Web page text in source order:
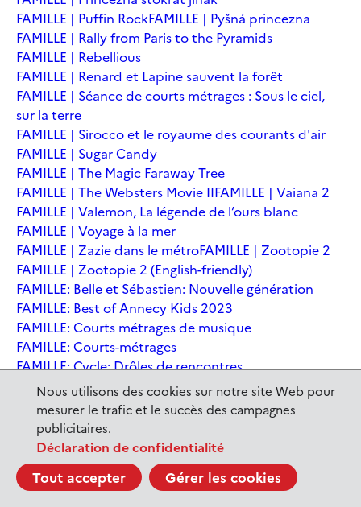
Nous utilisons des cookies sur notre site Web pour
mesurer le trafic et le succès des campagnes
publicitaires.
Déclaration de confidentialité
Tout accepter Gérer les cookies
FAMILLE | Puffin RockFAMILLE | Pyšná princezna
FAMILLE | Rally from Paris to the Pyramids
FAMILLE | Rebellious
FAMILLE | Renard et Lapine sauvent la forêt
FAMILLE | Séance de courts métrages : Sous le ciel,
sur la terre
FAMILLE | Sirocco et le royaume des courants d'air
FAMILLE | Sugar Candy
FAMILLE | The Magic Faraway Tree
FAMILLE | The Websters Movie IIFAMILLE | Vaiana 2
FAMILLE | Valemon, La légende de l’ours blanc
FAMILLE | Voyage à la mer
FAMILLE | Zazie dans le métroFAMILLE | Zootopie 2
FAMILLE | Zootopie 2 (English-friendly)
FAMILLE: Belle et Sébastien: Nouvelle génération
FAMILLE: Best of Annecy Kids 2023
FAMILLE: Courts métrages de musique
FAMILLE: Courts-métrages
FAMILLE: Cycle: Drôles de rencontres
FAMILLE: En sortant de l'école - Andrée Chedid
FAMILLE: Ernest et Célestine: Le voyage en Charabie
FAMILLE: Festival International du court métrage
Clermont-Ferrand
FAMILLE: Kina et Yuk, renards de la banquise
FAMILLE: La Pat' Patrouille : La Super Patrouille, le film